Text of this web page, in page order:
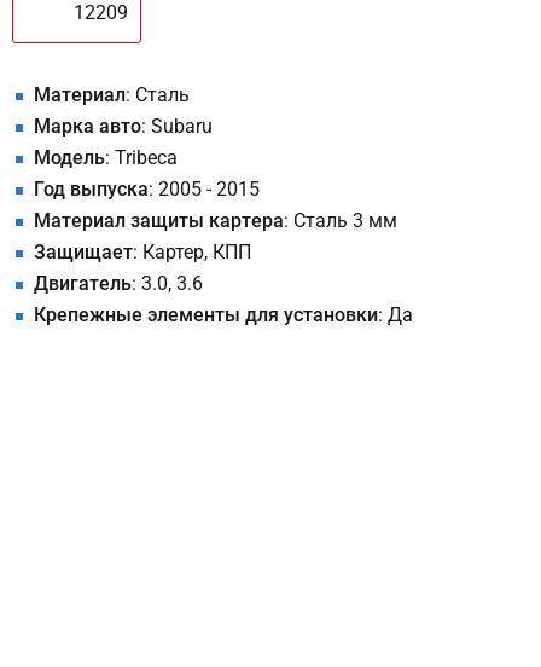
12209
Материал: Сталь
Марка авто: Subaru
Модель: Tribeca
Год выпуска: 2005 - 2015
Материал защиты картера: Сталь 3 мм
Защищает: Картер, КПП
Двигатель: 3.0, 3.6
Крепежные элементы для установки: Да